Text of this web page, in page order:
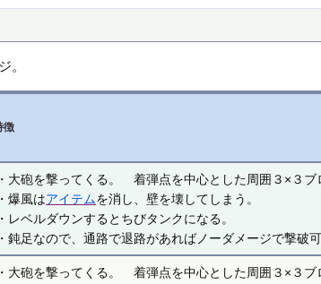
。
徴
・大砲を撃ってくる。 着弾点を中心とした周囲３×３ブ
・爆風はアイテムを消し、壁を壊してしまう。
・レベルダウンするとちびタンクになる。
・鈍足なので、通路で退路があればノーダメージで撃破可
・大砲を撃ってくる。 着弾点を中心とした周囲３×３ブ